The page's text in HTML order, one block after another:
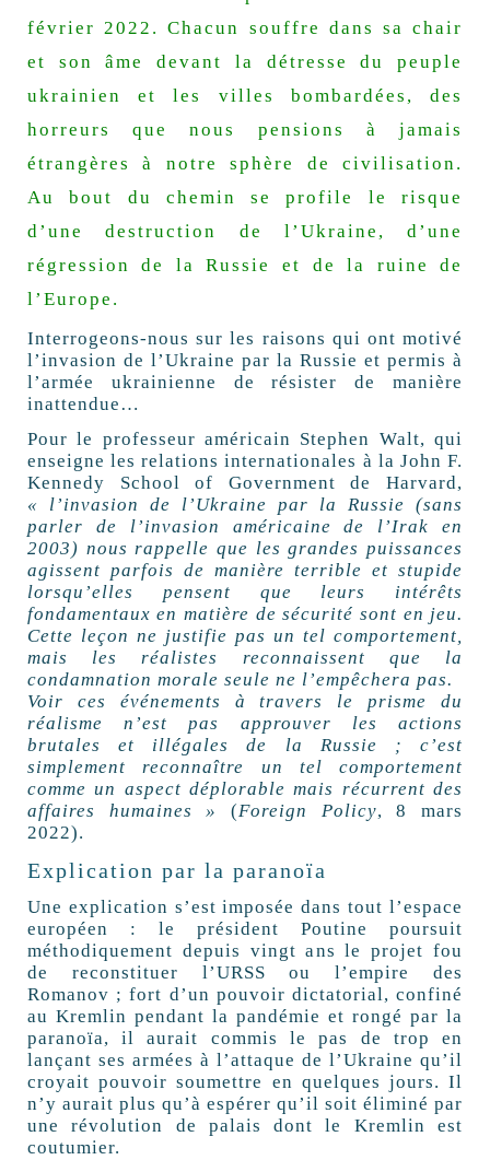
février 2022. Chacun souffre dans sa chair
et son âme devant la détresse du peuple
ukrainien et les villes bombardées, des
horreurs que nous pensions à jamais
étrangères à notre sphère de civilisation.
Au bout du chemin se profile le risque
d’une destruction de l’Ukraine, d’une
régression de la Russie et de la ruine de
l’Europe.
Interrogeons-nous sur les raisons qui ont motivé
l’invasion de l’Ukraine par la Russie et permis à
l’armée ukrainienne de résister de manière
inattendue…
Pour le professeur américain Stephen Walt, qui
enseigne les relations internationales à la John F.
Kennedy School of Government de Harvard,
« l’invasion de l’Ukraine par la Russie (sans
parler de l’invasion américaine de l’Irak en
2003) nous rappelle que les grandes puissances
agissent parfois de manière terrible et stupide
lorsqu’elles pensent que leurs intérêts
fondamentaux en matière de sécurité sont en jeu.
Cette leçon ne justifie pas un tel comportement,
mais les réalistes reconnaissent que la
condamnation morale seule ne l’empêchera pas.
Voir ces événements à travers le prisme du
réalisme n’est pas approuver les actions
brutales et illégales de la Russie ; c’est
simplement reconnaître un tel comportement
comme un aspect déplorable mais récurrent des
affaires humaines »
(Foreign Policy, 8 mars
2022).
Explication par la paranoïa
Une explication s’est imposée dans tout l’espace
européen : le président Poutine poursuit
méthodiquement depuis vingt ans le projet fou
de reconstituer l’URSS ou l’empire des
Romanov ; fort d’un pouvoir dictatorial, confiné
au Kremlin pendant la pandémie et rongé par la
paranoïa, il aurait commis le pas de trop en
lançant ses armées à l’attaque de l’Ukraine qu’il
croyait pouvoir soumettre en quelques jours. Il
n’y aurait plus qu’à espérer qu’il soit éliminé par
une révolution de palais dont le Kremlin est
coutumier.